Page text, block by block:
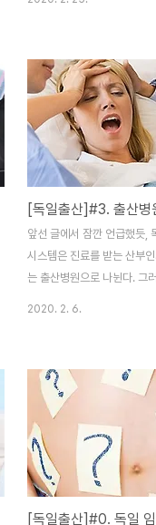
01. 독일의 대형 아기용품점
일에도 아기용품을 파는 조그
지만, 많은 사람들은
아기용품점을 방문해서 직접
같다. 아무래도 한눈에 여러
볼 수 있다는 장점이 있다.
게 간간히 할인행사도 하니,
비 부모들은 방문하길 강추
용품 물려받기, 그리고 중고
를 키워보..
앞선 글에서 잠깐 언급했듯,
시스템은 진료를 받는 산부
는 출산병원으로 나뉜다. 그
"Informationsabend" 혹은
"Infoabend" 라고 한다. 1.
와 Informationsabend(설
하기진료를 받고 있는 산부
면 출산병원 리스트를 줄때도
트에 나와있는 각 출산병원
Gynäkologie und
2020. 2. 6.